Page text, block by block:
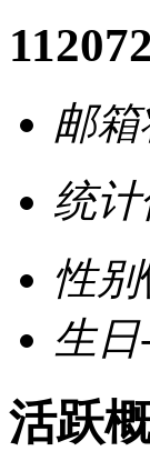
邮
统
性别
生日
活跃